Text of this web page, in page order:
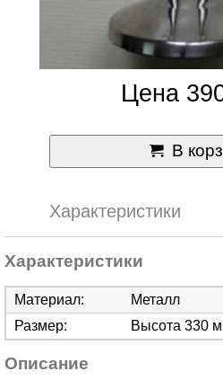
Цена
В
Характеристики
Характеристики
Материал:
Металл
Размер:
Высота 330
Описание